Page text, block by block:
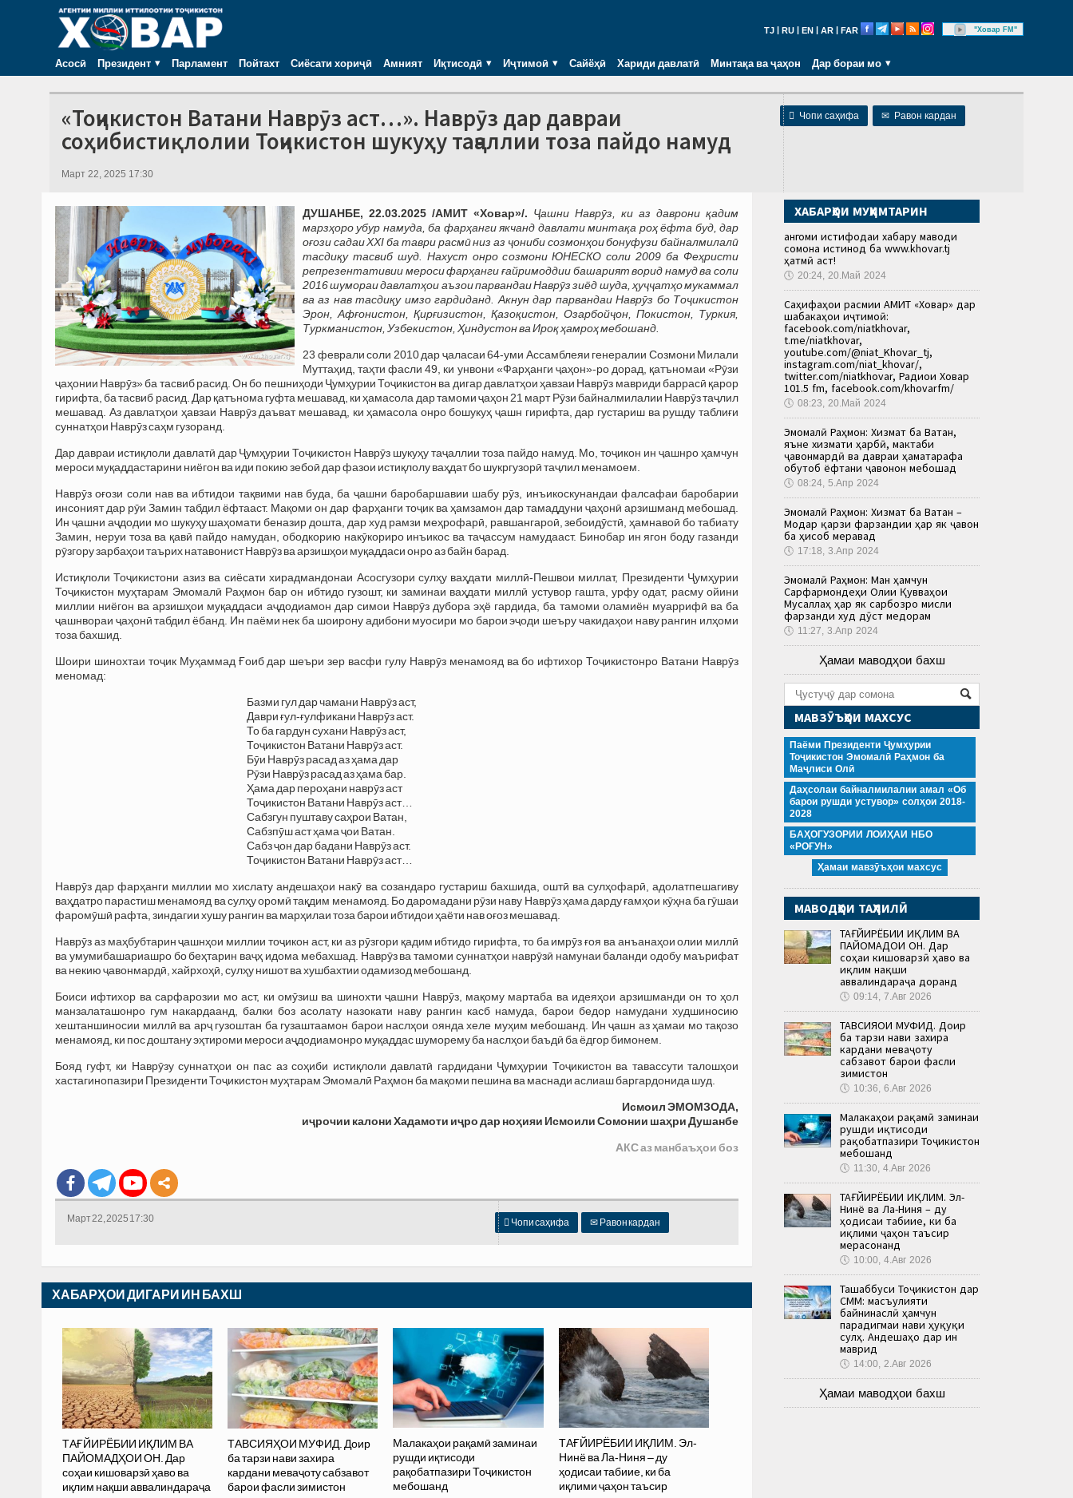
TJ RU EN AR FAR "Ховар FM"
Асосӣ Президент Парламент Пойтахт Сиёсати хориҷӣ Амният Иқтисодӣ Иҷтимоӣ Сайёҳӣ Хариди давлатӣ Минтақа ва ҷаҳон Дар бораи мо
 Чопи саҳифа ✉ Равон кардан
«Тоҷикистон Ватани Наврӯз аст…». Наврӯз дар давраи
соҳибистиқлолии Тоҷикистон шукуҳу таҷаллии тоза пайдо намуд
Март 22, 2025 17:30
ДУШАНБЕ, 22.03.2025 /АМИТ «Ховар»/. Ҷашни Наврӯз, ки аз даврони қадим
марзҳоро убур намуда, ба фарҳанги якчанд давлати минтақа роҳ ёфта буд, дар
оғози садаи ХХI ба таври расмӣ низ аз ҷониби созмонҳои бонуфузи байналмилалӣ
тасдиқу тасвиб шуд. Нахуст онро созмони ЮНЕСКО соли 2009 ба Феҳристи
репрезентативии мероси фарҳанги ғайримоддии башарият ворид намуд ва соли
2016 шумораи давлатҳои аъзои парвандаи Наврӯз зиёд шуда, ҳуҷҷатҳо мукаммал
ва аз нав тасдиқу имзо гардиданд. Акнун дар парвандаи Наврӯз бо Тоҷикистон
Эрон, Афғонистон, Қирғизистон, Қазоқистон, Озарбойҷон, Покистон, Туркия,
Туркманистон, Узбекистон, Ҳиндустон ва Ироқ ҳамроҳ мебошанд.
23 феврали соли 2010 дар ҷаласаи 64-уми Ассамблеяи генералии Созмони Милали
Муттаҳид, таҳти фасли 49, ки унвони «Фарҳанги ҷаҳон»-ро дорад, қатъномаи «Рӯзи
ҷаҳонии Наврӯз» ба тасвиб расид. Он бо пешниҳоди Ҷумҳурии Тоҷикистон ва дигар давлатҳои ҳавзаи Наврӯз мавриди баррасӣ қарор
гирифта, ба тасвиб расид. Дар қатънома гуфта мешавад, ки ҳамасола дар тамоми ҷаҳон 21 март Рӯзи байналмилалии Наврӯз таҷлил
мешавад. Аз давлатҳои ҳавзаи Наврӯз даъват мешавад, ки ҳамасола онро бошукуҳ ҷашн гирифта, дар густариш ва рушду таблиғи
суннатҳои Наврӯз саҳм гузоранд.
Дар давраи истиқлоли давлатӣ дар Ҷумҳурии Тоҷикистон Наврӯз шукуҳу таҷаллии тоза пайдо намуд. Мо, тоҷикон ин ҷашнро ҳамчун
мероси муқаддастарини ниёгон ва иди покию зебоӣ дар фазои истиқлолу ваҳдат бо шукргузорӣ таҷлил менамоем.
Наврӯз оғози соли нав ва ибтидои тақвими нав буда, ба ҷашни баробаршавии шабу рӯз, инъикоскунандаи фалсафаи баробарии
инсоният дар рӯи Замин табдил ёфтааст. Мақоми он дар фарҳанги тоҷик ва ҳамзамон дар тамаддуни ҷаҳонӣ арзишманд мебошад.
Ин ҷашни аҷдодии мо шукуҳу шаҳомати беназир дошта, дар худ рамзи меҳрофарӣ, равшангароӣ, зебоидӯстӣ, ҳамнавоӣ бо табиату
Замин, неруи тоза ва қавӣ пайдо намудан, ободкорию накӯкориро инъикос ва таҷассум намудааст. Бинобар ин ягон боду газанди
рӯзгору зарбаҳои таърих натавонист Наврӯз ва арзишҳои муқаддаси онро аз байн барад.
Истиқлоли Тоҷикистони азиз ва сиёсати хирадмандонаи Асосгузори сулҳу ваҳдати миллӣ-Пешвои миллат, Президенти Ҷумҳурии
Тоҷикистон муҳтарам Эмомалӣ Раҳмон бар он ибтидо гузошт, ки заминаи ваҳдати миллӣ устувор гашта, урфу одат, расму ойини
миллии ниёгон ва арзишҳои муқаддаси аҷдодиамон дар симои Наврӯз дубора эҳё гардида, ба тамоми оламиён муаррифӣ ва ба
ҷашнвораи ҷаҳонӣ табдил ёбанд. Ин паёми нек ба шоирону адибони муосири мо барои эҷоди шеъру чакидаҳои наву рангин илҳоми
тоза бахшид.
Шоири шинохтаи тоҷик Муҳаммад Ғоиб дар шеъри зер васфи гулу Наврӯз менамояд ва бо ифтихор Тоҷикистонро Ватани Наврӯз
меномад:
Базми гул дар чамани Наврӯз аст,
Даври ғул-ғулфикани Наврӯз аст.
То ба гардун сухани Наврӯз аст,
Тоҷикистон Ватани Наврӯз аст.
Бӯи Наврӯз расад аз ҳама дар
Рӯзи Наврӯз расад аз ҳама бар.
Ҳама дар пероҳани наврӯз аст
Тоҷикистон Ватани Наврӯз аст…
Сабзгун пуштаву саҳрои Ватан,
Сабзпӯш аст ҳама ҷои Ватан.
Сабз ҷон дар бадани Наврӯз аст.
Тоҷикистон Ватани Наврӯз аст…
Наврӯз дар фарҳанги миллии мо хислату андешаҳои накӯ ва созандаро густариш бахшида, оштӣ ва сулҳофарӣ, адолатпешагиву
ваҳдатро парастиш менамояд ва сулҳу оромӣ тақдим менамояд. Бо даромадани рӯзи наву Наврӯз ҳама дарду ғамҳои кӯҳна ба гӯшаи
фаромӯшӣ рафта, зиндагии хушу рангин ва марҳилаи тоза барои ибтидои ҳаёти нав оғоз мешавад.
Наврӯз аз маҳбубтарин ҷашнҳои миллии тоҷикон аст, ки аз рӯзгори қадим ибтидо гирифта, то ба имрӯз ғоя ва анъанаҳои олии миллӣ
ва умумибашариашро бо беҳтарин ваҷҳ идома мебахшад. Наврӯз ва тамоми суннатҳои наврӯзӣ намунаи баланди одобу маърифат
ва некию ҷавонмардӣ, хайрхоҳӣ, сулҳу нишот ва хушбахтии одамизод мебошанд.
Боиси ифтихор ва сарфарозии мо аст, ки омӯзиш ва шинохти ҷашни Наврӯз, мақому мартаба ва идеяҳои арзишманди он то ҳол
манзалаташонро гум накардаанд, балки боз асолату назокати наву рангин касб намуда, барои бедор намудани худшиносию
хештаншиносии миллӣ ва арҷ гузоштан ба гузаштаамон барои наслҳои оянда хеле муҳим мебошанд. Ин ҷашн аз ҳамаи мо тақозо
менамояд, ки пос доштану эҳтироми мероси аҷдодиамонро муқаддас шуморему ба наслҳои баъдӣ ба ёдгор бимонем.
Бояд гуфт, ки Наврӯзу суннатҳои он пас аз соҳиби истиқлоли давлатӣ гардидани Ҷумҳурии Тоҷикистон ва тавассути талошҳои
хастагинопазири Президенти Тоҷикистон муҳтарам Эмомалӣ Раҳмон ба мақоми пешина ва маснади аслиаш баргардонида шуд.
Исмоил ЭМОМЗОДА,
иҷрочии калони Хадамоти иҷро дар ноҳияи Исмоили Сомонии шаҳри Душанбе
АКС аз манбаъҳои боз
 Чопи саҳифа ✉ Равон кардан
Март 22, 2025 17:30
ХАБАРҲОИ ДИГАРИ ИН БАХШ
ТАҒЙИРЁБИИ ИҚЛИМ ВА
ПАЙОМАДҲОИ ОН. Дар
соҳаи кишоварзӣ ҳаво ва
иқлим нақши аввалиндараҷа
ТАВСИЯҲОИ МУФИД. Доир
ба тарзи нави захира
кардани меваҷоту сабзавот
барои фасли зимистон
Малакаҳои рақамӣ заминаи
рушди иқтисоди
рақобатпазири Тоҷикистон
мебошанд
ТАҒЙИРЁБИИ ИҚЛИМ. Эл-
Нинё ва Ла-Ниня – ду
ҳодисаи табиие, ки ба
иқлими ҷаҳон таъсир
ХАБАРҲОИ МУҲИМТАРИН
Ҳангоми истифодаи хабару маводи
сомона истинод ба www.khovar.tj
ҳатмӣ аст!
🕔 20:24, 20.Май 2024
Саҳифаҳои расмии АМИТ «Ховар» дар
шабакаҳои иҷтимоӣ:
facebook.com/niatkhovar,
t.me/niatkhovar,
youtube.com/@niat_Khovar_tj,
instagram.com/niat_khovar/,
twitter.com/niatkhovar, Радиои Ховар
101.5 fm, facebook.com/khovarfm/
🕔 08:23, 20.Май 2024
Эмомалӣ Раҳмон: Хизмат ба Ватан,
яъне хизмати ҳарбӣ, мактаби
ҷавонмардӣ ва давраи ҳаматарафа
обутоб ёфтани ҷавонон мебошад
🕔 08:24, 5.Апр 2024
Эмомалӣ Раҳмон: Хизмат ба Ватан –
Модар қарзи фарзандии ҳар як ҷавон
ба ҳисоб меравад
🕔 17:18, 3.Апр 2024
Эмомалӣ Раҳмон: Ман ҳамчун
Сарфармондеҳи Олии Қувваҳои
Мусаллаҳ ҳар як сарбозро мисли
фарзанди худ дӯст медорам
🕔 11:27, 3.Апр 2024
Ҳамаи маводҳои бахш
МАВЗӮЪҲОИ МАХСУС
Паёми Президенти Ҷумҳурии
Тоҷикистон Эмомалӣ Раҳмон ба
Маҷлиси Олӣ
Даҳсолаи байналмилалии амал «Об
барои рушди устувор» солҳои 2018-
2028
БАҲОГУЗОРИИ ЛОИҲАИ НБО
«РОҒУН»
Ҳамаи мавзӯъҳои махсус
МАВОДҲОИ ТАҲЛИЛӢ
ТАҒЙИРЁБИИ ИҚЛИМ ВА
ПАЙОМАДҲОИ ОН. Дар
соҳаи кишоварзӣ ҳаво ва
иқлим нақши
аввалиндараҷа доранд
🕔 09:14, 7.Авг 2026
ТАВСИЯҲОИ МУФИД. Доир
ба тарзи нави захира
кардани меваҷоту
сабзавот барои фасли
зимистон
🕔 10:36, 6.Авг 2026
Малакаҳои рақамӣ заминаи
рушди иқтисоди
рақобатпазири Тоҷикистон
мебошанд
🕔 11:30, 4.Авг 2026
ТАҒЙИРЁБИИ ИҚЛИМ. Эл-
Нинё ва Ла-Ниня – ду
ҳодисаи табиие, ки ба
иқлими ҷаҳон таъсир
мерасонанд
🕔 10:00, 4.Авг 2026
Ташаббуси Тоҷикистон дар
СММ: масъулияти
байнинаслӣ ҳамчун
парадигмаи нави ҳуқуқи
сулҳ. Андешаҳо дар ин
маврид
🕔 14:00, 2.Авг 2026
Ҳамаи маводҳои бахш